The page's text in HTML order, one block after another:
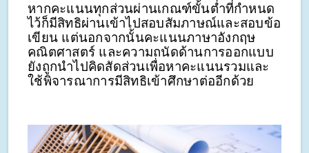
หากคะแนนทุกส่วนผ่านเกณฑ์ขั้นต่ำที่กำหนด
ไว้ก็มีสิทธิผ่านเข้าไปสอบสัมภาษณ์และสอบข้อ
เขียน แต่นอกจากนั้นคะแนนภาษาอังกฤษ
คณิตศาสตร์ และความถนัดด้านการออกแบบ
ยังถูกนำไปคิดสัดส่วนเพื่อหาคะแนนรวมและ
ใช้พิจารณาการมีสิทธิเข้าศึกษาต่ออีกด้วย